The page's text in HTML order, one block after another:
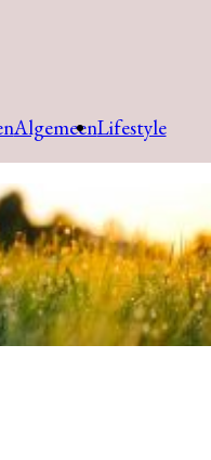
AlgemeenLifestyle